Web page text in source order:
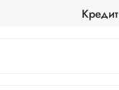
Кредит